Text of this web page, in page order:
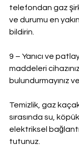
telefondan gaz
ve durumu en
bildirin.
9 – Yanıcı ve
maddeleri
bulundurmayınız
Temizlik, gaz
sırasında su,
elektriksel
tutunuz.